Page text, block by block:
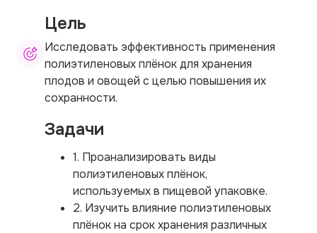
Цель
Исследовать эффективность применения
полиэтиленовых плёнок для хранения
плодов и овощей с целью повышения их
сохранности.
Задачи
1. Проанализировать виды
полиэтиленовых плёнок,
используемых в пищевой упаковке.
2. Изучить влияние полиэтиленовых
плёнок на срок хранения различных